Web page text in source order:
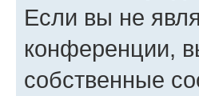
Если вы не
конференции,
собственные